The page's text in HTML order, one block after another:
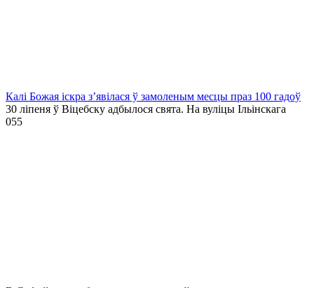
Калі Божая іскра з’явілася ў замоленым месцы праз 100 гадоў
30 ліпеня ў Віцебску адбылося свята. На вуліцы Ільінскага
055